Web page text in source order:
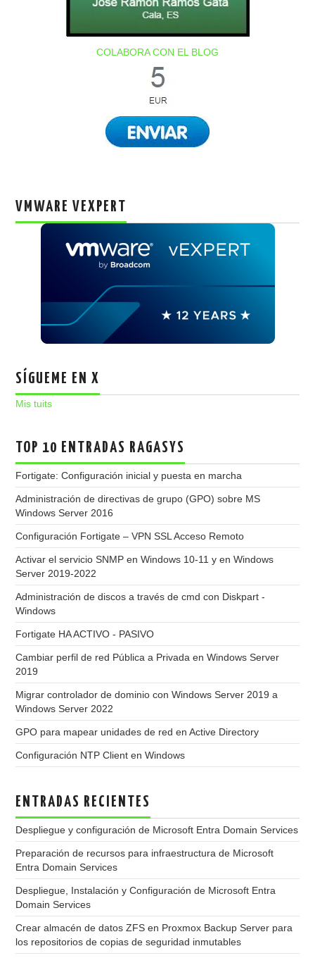
COLABORA CON EL BLOG
VMWARE VEXPERT
SÍGUEME EN X
Mis tuits
TOP 10 ENTRADAS RAGASYS
Fortigate: Configuración inicial y puesta en marcha
Administración de directivas de grupo (GPO) sobre MS
Windows Server 2016
Configuración Fortigate – VPN SSL Acceso Remoto
Activar el servicio SNMP en Windows 10-11 y en Windows
Server 2019-2022
Administración de discos a través de cmd con Diskpart -
Windows
Fortigate HA ACTIVO - PASIVO
Cambiar perfil de red Pública a Privada en Windows Server
2019
Migrar controlador de dominio con Windows Server 2019 a
Windows Server 2022
GPO para mapear unidades de red en Active Directory
Configuración NTP Client en Windows
ENTRADAS RECIENTES
Despliegue y configuración de Microsoft Entra Domain Services
Preparación de recursos para infraestructura de Microsoft
Entra Domain Services
Despliegue, Instalación y Configuración de Microsoft Entra
Domain Services
Crear almacén de datos ZFS en Proxmox Backup Server para
los repositorios de copias de seguridad inmutables